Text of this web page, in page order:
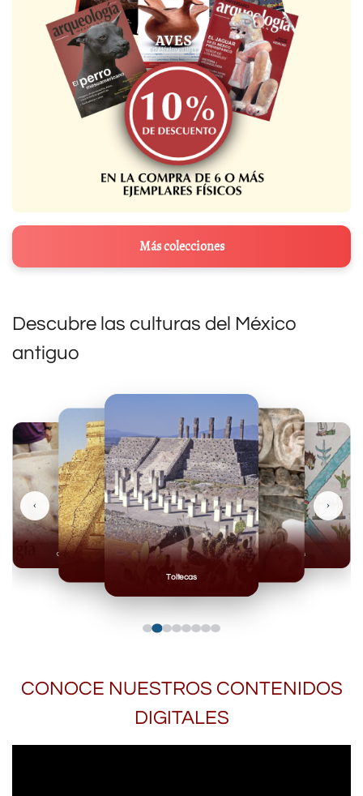
Más colecciones
Descubre las culturas del México
antiguo
Toltecas
Mexicas
Olmecas
‹ ›
CONOCE NUESTROS CONTENIDOS
DIGITALES